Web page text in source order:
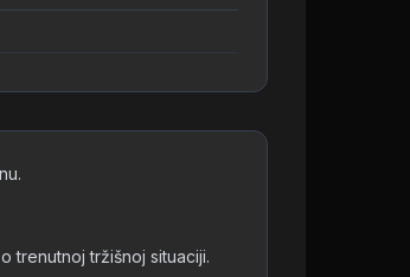
trenutnoj tržišnoj situaciji.